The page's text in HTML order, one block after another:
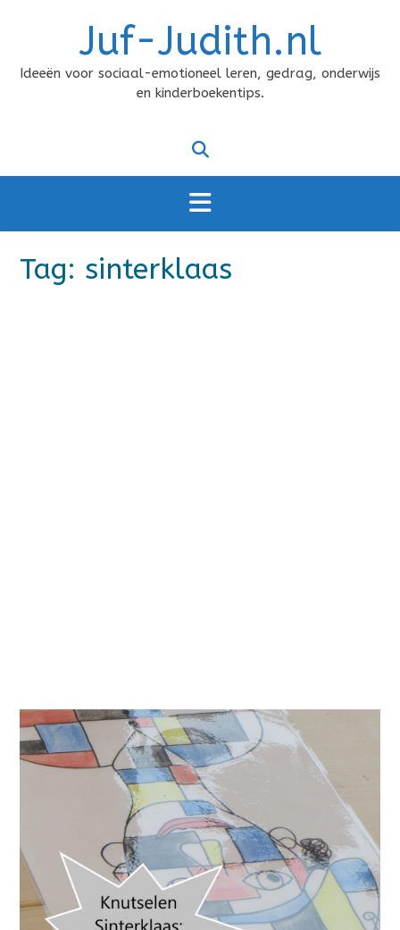
Juf-Judith.nl
Ideeën voor sociaal-emotioneel leren, gedrag, onderwijs
en kinderboekentips.
Tag: sinterklaas